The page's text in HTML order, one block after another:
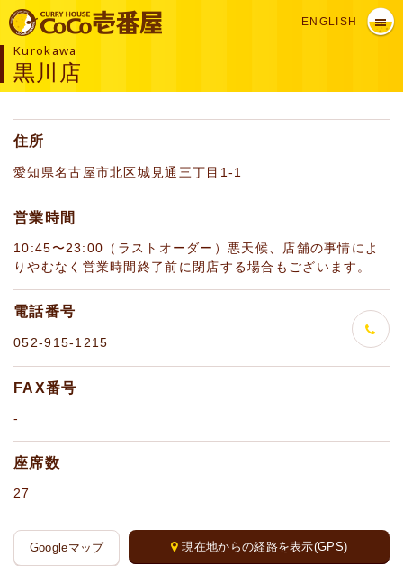
ENGLISH
Kurokawa
黒川店
住所
愛知県名古屋市北区城見通三丁目1-1
営業時間
10:45〜23:00（ラストオーダー）悪天候、店舗の事情によ
りやむなく営業時間終了前に閉店する場合もございます。
電話番号
052-915-1215
FAX番号
-
座席数
27
Googleマップ 現在地からの経路を表示(GPS)